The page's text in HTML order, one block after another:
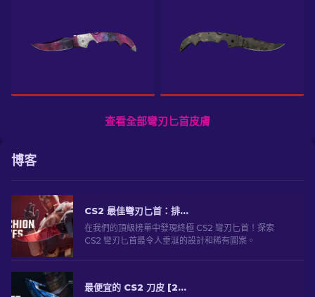
查看全部彎刃匕首皮膚
博客
CS2 最佳彎刃匕首：排名前 [2026]
在我們的頂級榜單中發現終極 CS2 彎刃匕首！探索
CS2 彎刃匕首最令人垂涎的設計和稀有圖案。
最便宜的 CS2 刀皮 [2026]